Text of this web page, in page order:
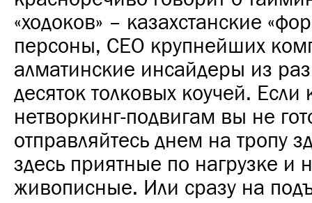
«ходоков» – казахстанские
персоны, CEO крупнейших
алматинские инсайдеры из
десяток толковых коучей.
нетворкинг-подвигам вы не
отправляйтесь днем на тропу
здесь приятные по нагрузке и
живописные. Или сразу на